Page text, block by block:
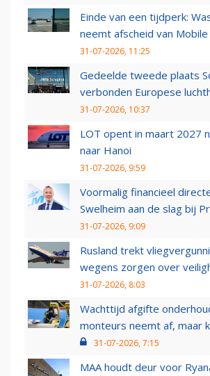
Einde van een tijdperk:
neemt afscheid van
31-07-2026, 11:25
Gedeelde tweede plaats
verbonden Europese
31-07-2026, 10:37
LOT opent in maart 2027
naar Hanoi
31-07-2026, 9:59
Voormalig financieel
Swelheim aan de slag bij
31-07-2026, 9:09
Rusland trekt
wegens zorgen over
31-07-2026, 8:03
Wachttijd afgifte
monteurs neemt af, maar
31-07-2026, 7:15
MAA houdt deur voor